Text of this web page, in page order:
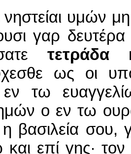
νηστείαι υμών
γαρ
τετράδα
ως οι
εν τω
ο εν τω
βασιλεία
επί γης·